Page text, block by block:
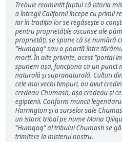
Trebuie reamintit faptul că istoria
a întregii Californii începe cu primii
iar în tradiția lor se regăsește o
pentru proprietățile ascunse ale
proprietăți, se spune că se numără
"Humqaq" sau o poartă între
morți. În alte privințe, acest "portal
spunem așa, funcționa ca un punct
naturală și supranaturală. Culturi
cele mai vechi timpuri, au avut
credeau Chumash, așa credeau și
egiptenii. Conform muncii
Harrington și a surselor sale
un istoric tribal pe nume Maria
"Humqaq" al tribului Chumash se
trimitere la misterul nostru.